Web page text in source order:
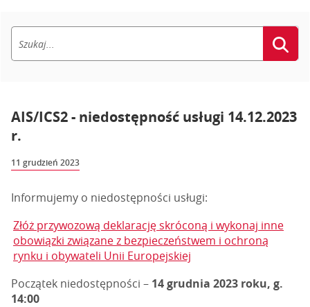
AIS/ICS2 - niedostępność usługi 14.12.2023
r.
11 grudzień 2023
Informujemy o niedostępności usługi:
Złóż przywozową deklarację skróconą i wykonaj inne
obowiązki związane z bezpieczeństwem i ochroną
rynku i obywateli Unii Europejskiej
Początek niedostępności – 14 grudnia 2023 roku, g.
14:00